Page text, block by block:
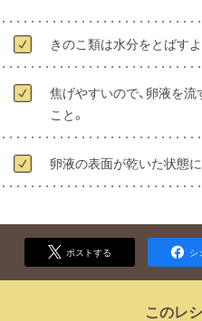
きのこ類は水分をとばす
焦げやすいので、卵液を
こと。
卵液の表面が乾いた状態
ポストする シ
このレ